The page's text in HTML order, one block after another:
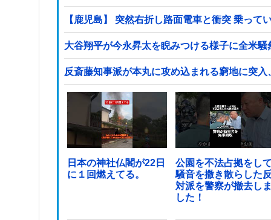
【鹿児島】 突然右折し路面電車と衝突 乗っ
大谷翔平が今永昇太を睨みつける様子に全米
反斎藤知事派が本丸に攻め込まれる窮地に突
日本の神社仏閣が22日
に１回燃えてる。
公園を不法占拠をし
騒音を撒き散らした
対派を警察が撤去し
した！